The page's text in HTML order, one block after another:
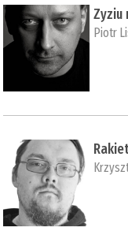
Zyziu
Piotr